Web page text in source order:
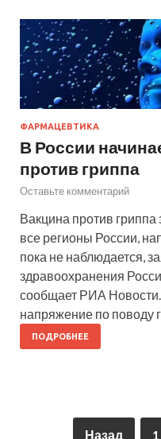
ФАРМАЦЕВТИКА
В России
против гриппа
Оставьте комментарий
Вакцина против гриппа
все регионы России,
пока не наблюдается,
здравоохранения
сообщает РИА
напряжение по поводу
ПОДРОБНЕЕ
Назад 1